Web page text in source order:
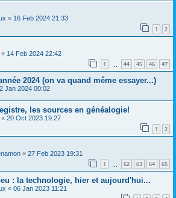
« 16 Feb 2024 21:33
1 2
« 14 Feb 2024 22:42
1 44 45 46 47
2024 (on va quand même essayer...)
Jan 2024 00:02
les sources en généalogie!
« 20 Oct 2023 19:27
1 2
« 27 Feb 2023 19:31
1 62 63 64 65
: la technologie, hier et aujourd'hui...
« 06 Jan 2023 11:21